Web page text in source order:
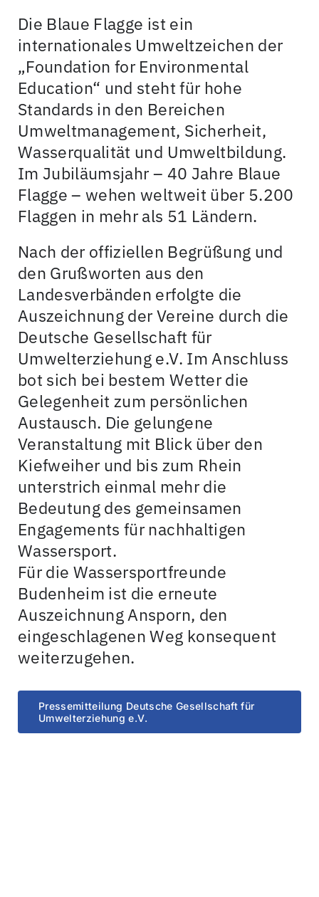
Die Blaue Flagge ist ein
internationales Umweltzeichen der
„Foundation for Environmental
Education“ und steht für hohe
Standards in den Bereichen
Umweltmanagement, Sicherheit,
Wasserqualität und Umweltbildung.
Im Jubiläumsjahr – 40 Jahre Blaue
Flagge – wehen weltweit über 5.200
Flaggen in mehr als 51 Ländern.
Nach der offiziellen Begrüßung und
den Grußworten aus den
Landesverbänden erfolgte die
Auszeichnung der Vereine durch die
Deutsche Gesellschaft für
Umwelterziehung e.V. Im Anschluss
bot sich bei bestem Wetter die
Gelegenheit zum persönlichen
Austausch. Die gelungene
Veranstaltung mit Blick über den
Kiefweiher und bis zum Rhein
unterstrich einmal mehr die
Bedeutung des gemeinsamen
Engagements für nachhaltigen
Wassersport.
Für die Wassersportfreunde
Budenheim ist die erneute
Auszeichnung Ansporn, den
eingeschlagenen Weg konsequent
weiterzugehen.
Pressemitteilung Deutsche Gesellschaft für
Umwelterziehung e.V.